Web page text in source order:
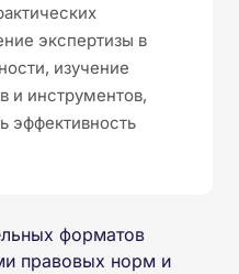
экспертизы в
изучение
и инструментов,
эффективность
форматов
правовых норм и